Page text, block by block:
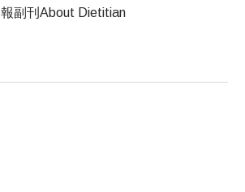
報副刊About Dietitian